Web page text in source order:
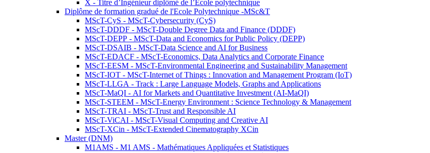
X - Titre d’Ingénieur diplômé de l’École polytechnique
Diplôme de formation gradué de l'Ecole Polytechnique -MSc&T
MScT-CyS - MScT-Cybersecurity (CyS)
MScT-DDDF - MScT-Double Degree Data and Finance (DDDF)
MScT-DEPP - MScT-Data and Economics for Public Policy (DEPP)
MScT-DSAIB - MScT-Data Science and AI for Business
MScT-EDACF - MScT-Economics, Data Analytics and Corporate Finance
MScT-EESM - MScT-Environmental Engineering and Sustainability Management
MScT-IOT - MScT-Internet of Things : Innovation and Management Program (IoT)
MScT-LLGA - Track : Large Language Models, Graphs and Applications
MScT-MaQI - AI for Markets and Quantitative Investment (AI-MaQI)
MScT-STEEM - MScT-Energy Environment : Science Technology & Management
MScT-TRAI - MScT-Trust and Responsible AI
MScT-ViCAI - MScT-Visual Computing and Creative AI
MScT-XCin - MScT-Extended Cinematography XCin
Master (DNM)
M1AMS - M1 AMS - Mathématiques Appliquées et Statistiques